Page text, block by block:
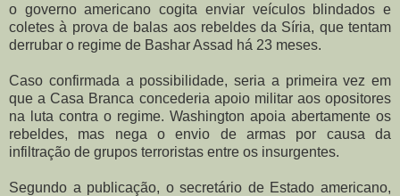
o governo americano cogita enviar veículos blindados e
coletes à prova de balas aos rebeldes da Síria, que tentam
derrubar o regime de Bashar Assad há 23 meses.
Caso confirmada a possibilidade, seria a primeira vez em
que a Casa Branca concederia apoio militar aos opositores
na luta contra o regime. Washington apoia abertamente os
rebeldes, mas nega o envio de armas por causa da
infiltração de grupos terroristas entre os insurgentes.
Segundo a publicação, o secretário de Estado americano,